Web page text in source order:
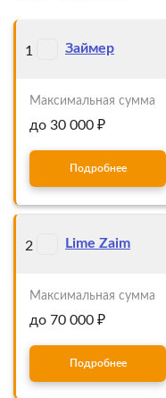
1 Займер
Максимальная сумма
до 30 000 ₽
Подробнее
2 Lime Zaim
Максимальная сумма
до 70 000 ₽
Подробнее